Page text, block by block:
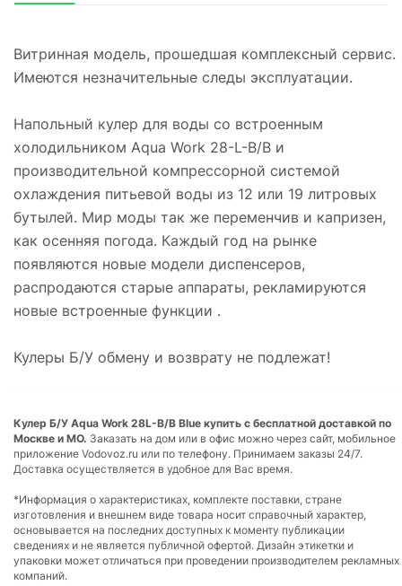
Витринная модель, прошедшая комплексный сервис.
Имеются незначительные следы эксплуатации.
Напольный кулер для воды со встроенным
холодильником Aqua Work 28-L-B/B и
производительной компрессорной системой
охлаждения питьевой воды из 12 или 19 литровых
бутылей. Мир моды так же переменчив и капризен,
как осенняя погода. Каждый год на рынке
появляются новые модели диспенсеров,
распродаются старые аппараты, рекламируются
новые встроенные функции .
Кулеры Б/У обмену и возврату не подлежат!
Кулер Б/У Aqua Work 28L-B/B Blue купить с бесплатной доставкой по
Москве и МО. Заказать на дом или в офис можно через сайт, мобильное
приложение Vodovoz.ru или по телефону. Принимаем заказы 24/7.
Доставка осуществляется в удобное для Вас время.
*Информация о характеристиках, комплекте поставки, стране
изготовления и внешнем виде товара носит справочный характер,
основывается на последних доступных к моменту публикации
сведениях и не является публичной офертой. Дизайн этикетки и
упаковки может отличаться при проведении производителем рекламных
компаний.